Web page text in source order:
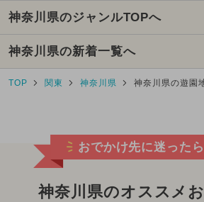
神奈川県のジャンルTOPへ
神奈川県の新着一覧へ
TOP 関東 神奈川県 神奈川県の遊園
おでかけ先に迷ったら
神奈川県のオススメ